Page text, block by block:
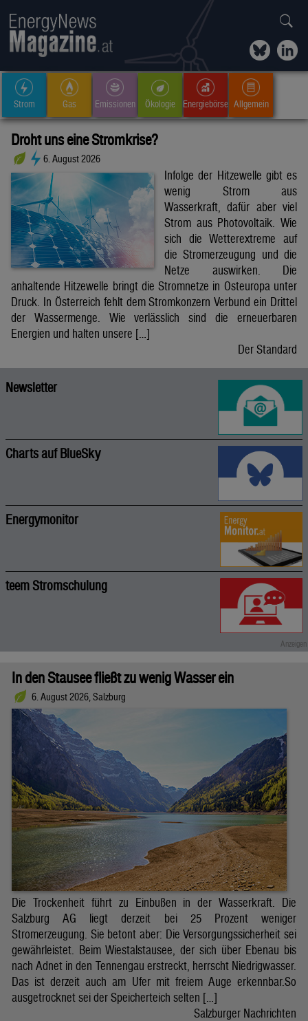
Strom Gas Emissionen Ökologie Energiebörse Allgemein
Droht uns eine Stromkrise?
6. August 2026
Infolge der Hitzewelle gibt es
wenig Strom aus
Wasserkraft, dafür aber viel
Strom aus Photovoltaik. Wie
sich die Wetterextreme auf
die Stromerzeugung und die
Netze auswirken. Die
anhaltende Hitzewelle bringt die Stromnetze in Osteuropa unter
Druck. In Österreich fehlt dem Stromkonzern Verbund ein Drittel
der Wassermenge. Wie verlässlich sind die erneuerbaren
Energien und halten unsere […]
Der Standard
Newsletter
Charts auf BlueSky
Energymonitor
teem Stromschulung
In den Stausee fließt zu wenig Wasser ein
6. August 2026, Salzburg
Die Trockenheit führt zu Einbußen in der Wasserkraft. Die
Salzburg AG liegt derzeit bei 25 Prozent weniger
Stromerzeugung. Sie betont aber: Die Versorgungssicherheit sei
gewährleistet. Beim Wiestalstausee, der sich über Ebenau bis
nach Adnet in den Tennengau erstreckt, herrscht Niedrigwasser.
Das ist derzeit auch am Ufer mit freiem Auge erkennbar.So
ausgetrocknet sei der Speicherteich selten […]
Salzburger Nachrichten